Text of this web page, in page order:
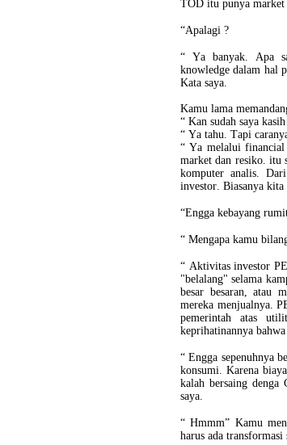
TOD itu punya market
“Apalagi ?
“ Ya banyak. Apa
knowledge dalam hal
Kata saya.
Kamu lama
“ Kan sudah saya
“ Ya tahu. Tapi
“ Ya melalui financial
market dan resiko. itu
komputer analis.
investor. Biasanya
“Engga kebayang
“ Mengapa kamu
“ Aktivitas investor
"belalang" selama
besar besaran, atau
mereka menjualnya.
pemerintah atas
keprihatinannya
“ Engga sepenuhnya
konsumi. Karena
kalah bersaing denga
saya.
“ Hmmm” Kamu
harus ada